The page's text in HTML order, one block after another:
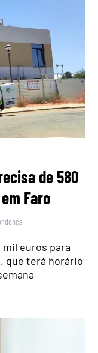
de 580
Faro
mil euros para
que terá horário